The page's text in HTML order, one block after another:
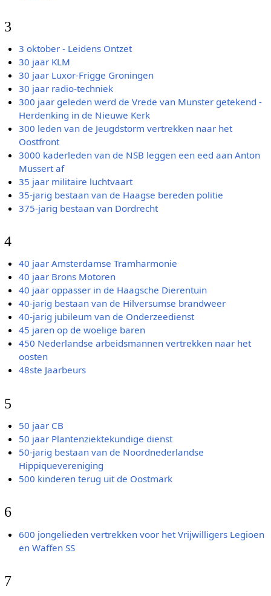
3
3 oktober - Leidens Ontzet
30 jaar KLM
30 jaar Luxor-Frigge Groningen
30 jaar radio-techniek
300 jaar geleden werd de Vrede van Munster getekend -
Herdenking in de Nieuwe Kerk
300 leden van de Jeugdstorm vertrekken naar het
Oostfront
3000 kaderleden van de NSB leggen een eed aan Anton
Mussert af
35 jaar militaire luchtvaart
35-jarig bestaan van de Haagse bereden politie
375-jarig bestaan van Dordrecht
4
40 jaar Amsterdamse Tramharmonie
40 jaar Brons Motoren
40 jaar oppasser in de Haagsche Dierentuin
40-jarig bestaan van de Hilversumse brandweer
40-jarig jubileum van de Onderzeedienst
45 jaren op de woelige baren
450 Nederlandse arbeidsmannen vertrekken naar het
oosten
48ste Jaarbeurs
5
50 jaar CB
50 jaar Plantenziektekundige dienst
50-jarig bestaan van de Noordnederlandse
Hippiquevereniging
500 kinderen terug uit de Oostmark
6
600 jongelieden vertrekken voor het Vrijwilligers Legioen
en Waffen SS
7